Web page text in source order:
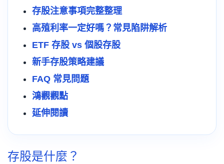
存股注意事項完整整理
高殖利率一定好嗎？常見陷阱解析
ETF 存股 vs 個股存股
新手存股策略建議
FAQ 常見問題
鴻觀觀點
延伸閱讀
存股是什麼？